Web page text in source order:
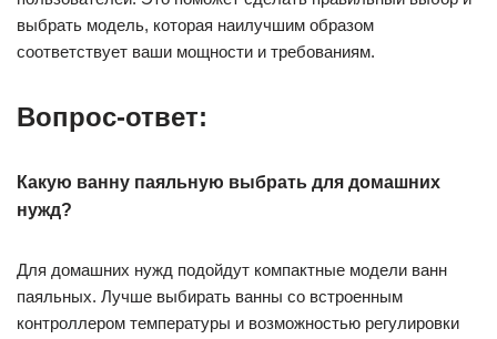
выбрать модель, которая наилучшим образом
соответствует ваши мощности и требованиям.
Вопрос-ответ:
Какую ванну паяльную выбрать для домашних
нужд?
Для домашних нужд подойдут компактные модели ванн
паяльных. Лучше выбирать ванны со встроенным
контроллером температуры и возможностью регулировки